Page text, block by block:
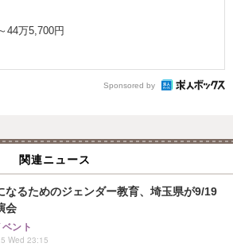
44万5,700円
Sponsored by
関連ニュース
なるためのジェンダー教育、埼玉県が9/19
会
ント
Wed 23:15